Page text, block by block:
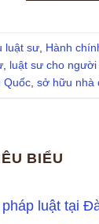
luật sư Hành
luật sư cho
Quốc sở hữu nhà
BIỂU
luật tại